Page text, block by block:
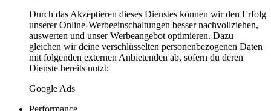
Durch das Akzeptieren dieses Dienstes können wir den Erfolg
unserer Online-Werbeeinschaltungen besser nachvollziehen,
auswerten und unser Werbeangebot optimieren. Dazu
gleichen wir deine verschlüsselten personenbezogenen Daten
mit folgenden externen Anbietenden ab, sofern du deren
Dienste bereits nutzt:
Google Ads
Performance